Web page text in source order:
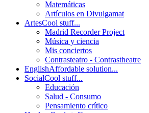
Matemáticas
Artículos en Divulgamat
ArtesCool stuff...
Madrid Recorder Project
Música y ciencia
Mis conciertos
Contrasteatro - Contrastheatre
EnglishAffordable solution...
SocialCool stuff...
Educación
Salud - Consumo
Pensamiento crítico